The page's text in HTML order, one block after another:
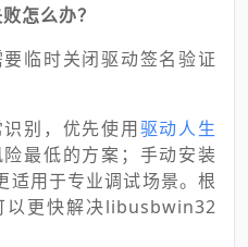
怎么办？
临时关闭驱动签名验证
别，优先使用驱动人生
最低的方案；手动安装
用于专业调试场景。根
以更快解决libusbwin32